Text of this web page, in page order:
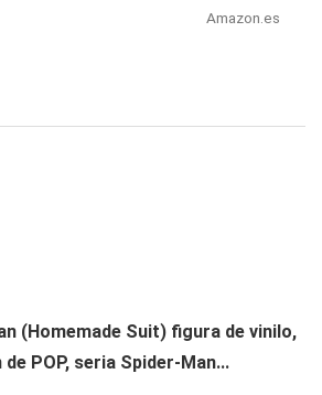
Amazon.es
(Homemade Suit) figura de vinilo,
POP, seria Spider-Man...